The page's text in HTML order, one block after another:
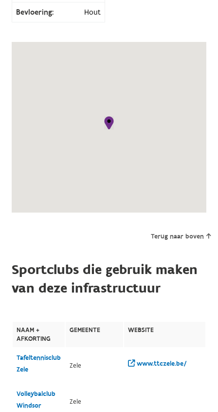
Bevloering: Hout
Terug naar boven
Sportclubs die gebruik maken
van deze infrastructuur
NAAM +
AFKORTING
GEMEENTE WEBSITE
Tafeltennisclub
Zele
Zele www.ttczele.be/
Volleybalclub
Windsor
Zele